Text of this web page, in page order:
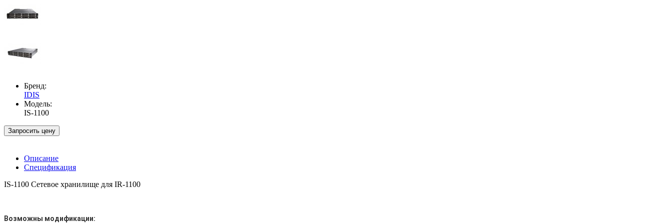
Бренд:
IDIS
Модель:
IS-1100
Запросить цену
Описание
Спецификация
IS-1100 Сетевое хранилище для IR-1100
Возможны модификации: